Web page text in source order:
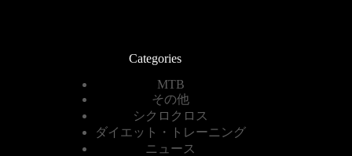
Categories
MTB
その他
シクロクロス
ダイエット・トレーニング
ニュース